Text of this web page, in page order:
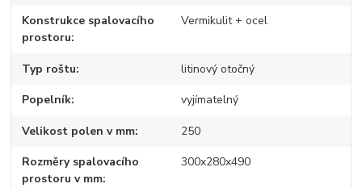
Konstrukce spalovacího
prostoru
Vermikulit + ocel
Typ roštu litinový otočný
Popelník vyjímatelný
Velikost polen v mm 250
Rozměry spalovacího
prostoru v mm
300x280x490